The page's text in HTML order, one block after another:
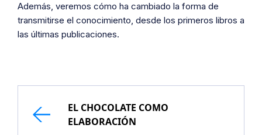
Además, veremos cómo ha cambiado la forma de
transmitirse el conocimiento, desde los primeros libros a
las últimas publicaciones.
EL CHOCOLATE COMO
ELABORACIÓN